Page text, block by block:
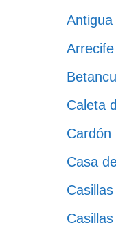
Antigua
Arrecife
Caleta
Cardón
Casa